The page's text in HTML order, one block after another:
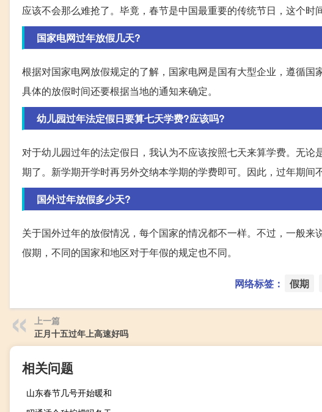
应该不会那么难抢了。毕竟，春节是中国最重要的传统节日，这个时
国家电网过年放假几天?
根据对国家电网放假规定的了解，国家电网是国有大型企业，遵循
具体的放假时间还要根据当地的通知来确定。
幼儿园过年法定假日要算七天学费?应该吗?
对于幼儿园过年的法定假日，我认为不应该按照七天来算学费。无
期了。新学期开学时再另外交纳本学期的学费即可。因此，过年期间
国外过年放假多少天?
关于国外过年的放假情况，每个国家的情况都不一样。不过，一般
假期，不同的国家和地区对于年假的规定也不同。
网络标签： 假期
上一篇
正月十五过年上高速好吗
相关问题
山东春节几号开始暖和